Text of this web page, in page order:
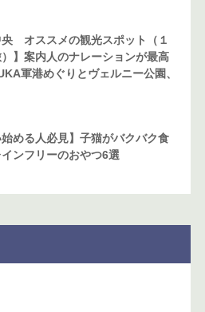
央 オススメの観光スポット（１
】案内人のナレーションが最高
軍港めぐりとヴェルニー公園、
始める人必見】子猫がバクバク食
ンフリーのおやつ6選